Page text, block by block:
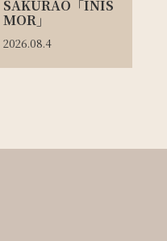
SAKURAO「INIS
MOR」
2026.08.4